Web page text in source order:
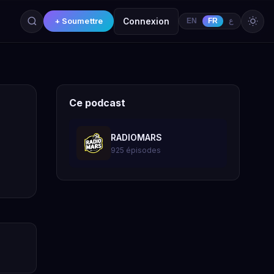
+ Soumettre Connexion EN FR ع
Ce podcast
RADIOMARS
925 épisodes